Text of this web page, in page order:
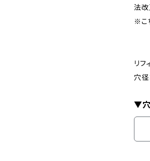
法改
※こ
リフ
穴径
▼穴